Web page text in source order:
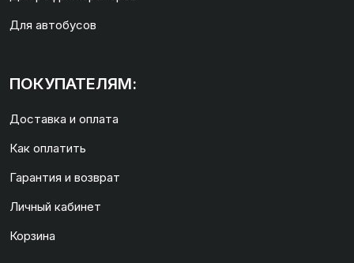
Для автобусов
ПОКУПАТЕЛЯМ:
Доставка и оплата
Как оплатить
Гарантия и возврат
Личный кабинет
Корзина